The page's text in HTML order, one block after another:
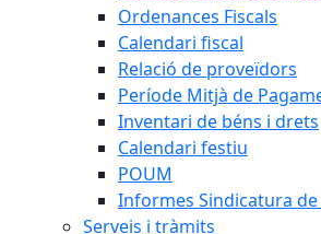
Ordenances Fiscals
Calendari fiscal
Relació de proveïdors
Període Mitjà de
Inventari de béns i drets
Calendari festiu
POUM
Informes Sindicatura de
Serveis i tràmits